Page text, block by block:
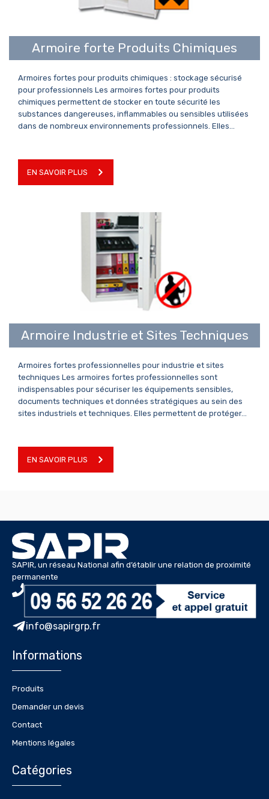
Armoire forte Produits Chimiques
Armoires fortes pour produits chimiques : stockage sécurisé
pour professionnels Les armoires fortes pour produits
chimiques permettent de stocker en toute sécurité les
substances dangereuses, inflammables ou sensibles utilisées
dans de nombreux environnements professionnels. Elles…
EN SAVOIR PLUS
Armoire Industrie et Sites Techniques
Armoires fortes professionnelles pour industrie et sites
techniques Les armoires fortes professionnelles sont
indispensables pour sécuriser les équipements sensibles,
documents techniques et données stratégiques au sein des
sites industriels et techniques. Elles permettent de protéger…
EN SAVOIR PLUS
SAPIR, un réseau National afin d’établir une relation de proximité
permanente
info@sapirgrp.fr
Informations
Produits
Demander un devis
Contact
Mentions légales
Catégories